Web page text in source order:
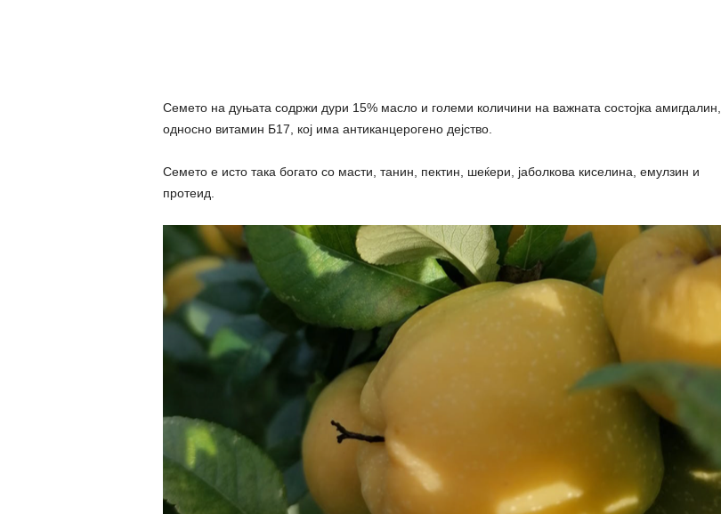
Семето на дуњата содржи дури 15% масло и големи количини на важната состојка амигдалин,
односно витамин Б17, кој има антиканцерогено дејство.
Семето е исто така богато со масти, танин, пектин, шеќери, јаболкова киселина, емулзин и
протеид.